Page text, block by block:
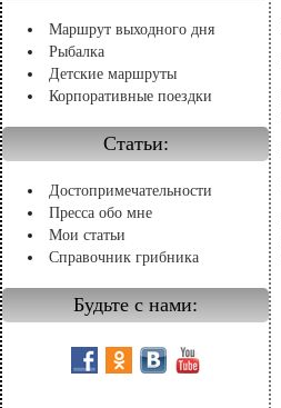
Маршрут выходного дня
Рыбалка
Детские маршруты
Корпоративные поездки
Статьи:
Достопримечательности
Пресса обо мне
Мои статьи
Справочник грибника
Будьте с нами: